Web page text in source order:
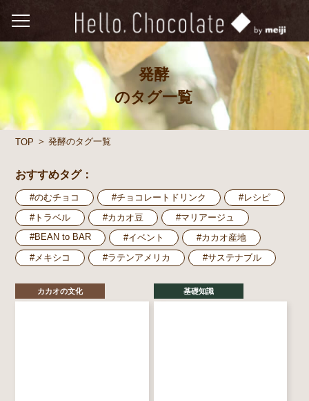
発酵
のタグ一覧
TOP 発酵のタグ一覧
おすすめタグ：
#のむチョコ #チョコレートドリンク
#レシピ
#トラベル
#カカオ豆
#マリアージュ
#BEAN to BAR
#イベント
#カカオ産地
#メキシコ
#ラテンアメリカ #サステナブル
カカオの文化 基礎知識